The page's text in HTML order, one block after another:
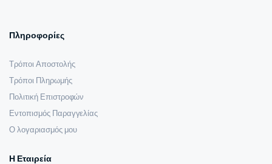
Πληροφορίες
Τρόποι Αποστολής
Τρόποι Πληρωμής
Πολιτική Επιστροφών
Εντοπισμός Παραγγελίας
Ο λογαριασμός μου
Η Εταιρεία